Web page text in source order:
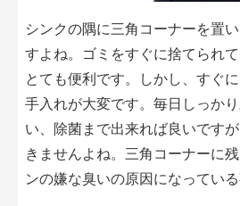
シンクの隅に三角コーナーを置
すよね。ゴミをすぐに捨てられ
とても便利です。しかし、すぐ
手入れが大変です。毎日しっか
い、除菌まで出来れば良いです
きませんよね。三角コーナーに
ンの嫌な臭いの原因になっている